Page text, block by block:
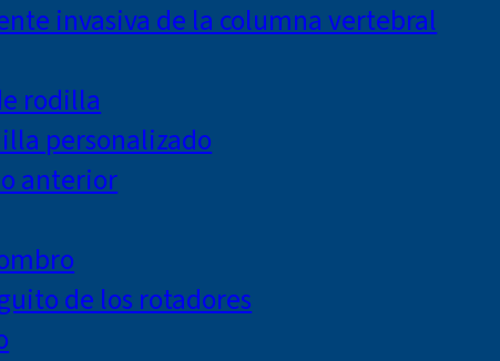
invasiva de la columna vertebral
rodilla
personalizado
anterior
de los rotadores